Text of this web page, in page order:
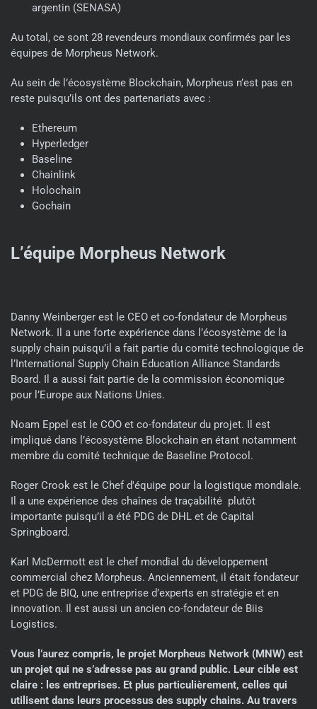
argentin (SENASA)
Au total, ce sont 28 revendeurs mondiaux confirmés par les
équipes de Morpheus Network.
Au sein de l’écosystème Blockchain, Morpheus n’est pas en
reste puisqu’ils ont des partenariats avec :
Ethereum
Hyperledger
Baseline
Chainlink
Holochain
Gochain
L’équipe Morpheus Network
Danny Weinberger est le CEO et co-fondateur de Morpheus
Network. Il a une forte expérience dans l’écosystème de la
supply chain puisqu’il a fait partie du comité technologique de
l’International Supply Chain Education Alliance Standards
Board. Il a aussi fait partie de la commission économique
pour l’Europe aux Nations Unies.
Noam Eppel est le COO et co-fondateur du projet. Il est
impliqué dans l’écosystème Blockchain en étant notamment
membre du comité technique de Baseline Protocol.
Roger Crook est le Chef d'équipe pour la logistique mondiale.
Il a une expérience des chaînes de traçabilité plutôt
importante puisqu’il a été PDG de DHL et de Capital
Springboard.
Karl McDermott est le chef mondial du développement
commercial chez Morpheus. Anciennement, il était fondateur
et PDG de BIQ, une entreprise d’experts en stratégie et en
innovation. Il est aussi un ancien co-fondateur de Biis
Logistics.
Vous l’aurez compris, le projet Morpheus Network (MNW) est
un projet qui ne s’adresse pas au grand public. Leur cible est
claire : les entreprises. Et plus particulièrement, celles qui
utilisent dans leurs processus des supply chains. Au travers